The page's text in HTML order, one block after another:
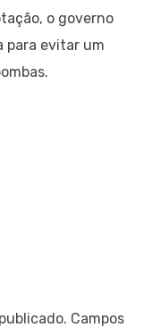
o governo
para evitar um
Campos